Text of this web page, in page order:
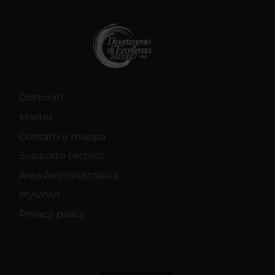
Dottorati
Master
Contatti e mappa
Supporto tecnico
Area Amministrativa
MyUnivr
Privacy policy